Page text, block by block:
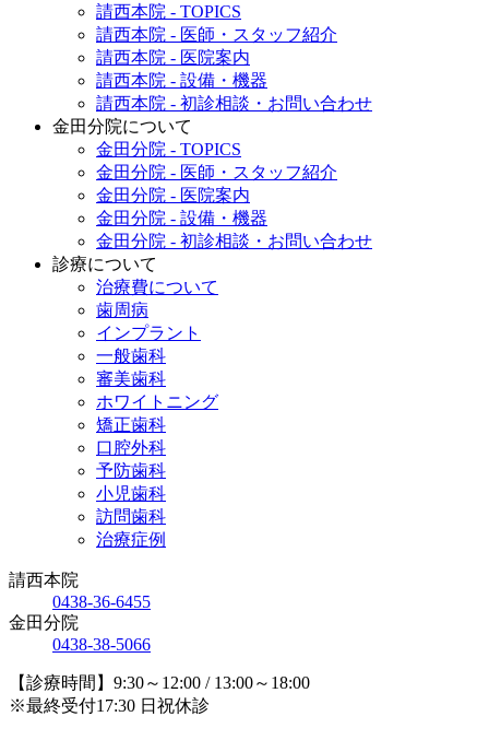
請西本院 - TOPICS
請西本院 - 医師・スタッフ紹介
請西本院 - 医院案内
請西本院 - 設備・機器
請西本院 - 初診相談・お問い合わせ
金田分院について
金田分院 - TOPICS
金田分院 - 医師・スタッフ紹介
金田分院 - 医院案内
金田分院 - 設備・機器
金田分院 - 初診相談・お問い合わせ
診療について
治療費について
歯周病
インプラント
一般歯科
審美歯科
ホワイトニング
矯正歯科
口腔外科
予防歯科
小児歯科
訪問歯科
治療症例
請西本院
0438-36-6455
金田分院
0438-38-5066
【診療時間】9:30～12:00 / 13:00～18:00
※最終受付17:30 日祝休診